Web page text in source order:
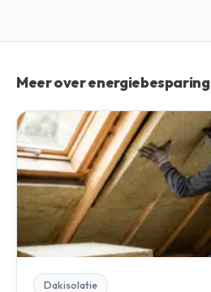
Meer over energiebesparing
Dakisolatie